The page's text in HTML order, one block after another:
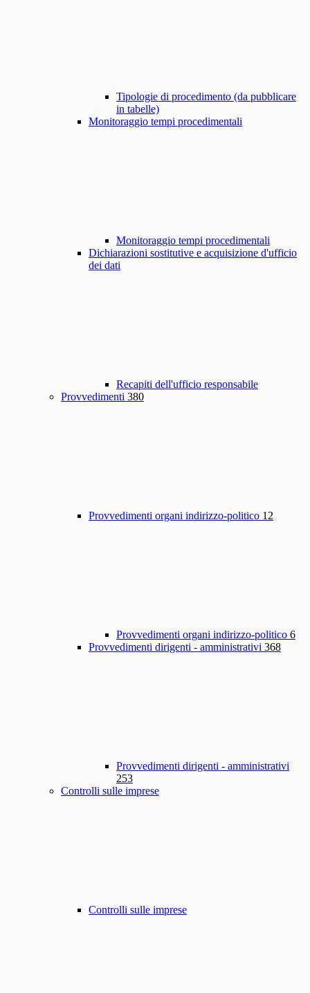
Tipologie di procedimento (da pubblicare
in tabelle)
Monitoraggio tempi procedimentali
Monitoraggio tempi procedimentali
Dichiarazioni sostitutive e acquisizione d'ufficio
dei dati
Recapiti dell'ufficio responsabile
Provvedimenti 380
Provvedimenti organi indirizzo-politico 12
Provvedimenti organi indirizzo-politico 6
Provvedimenti dirigenti - amministrativi 368
Provvedimenti dirigenti - amministrativi
253
Controlli sulle imprese
Controlli sulle imprese